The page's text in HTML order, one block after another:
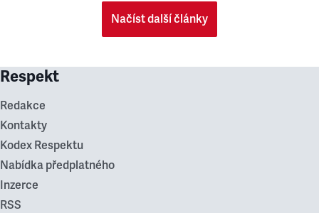
Načíst další články
Respekt
Redakce
Kontakty
Kodex Respektu
Nabídka předplatného
Inzerce
RSS